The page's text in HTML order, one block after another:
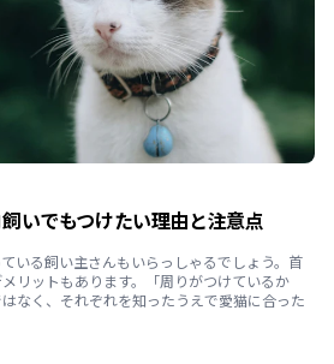
いでもつけたい理由と注意点
いる飼い主さんもいらっしゃるでしょう。首
リットもあります。「周りがつけているか
なく、それぞれを知ったうえで愛猫に合った